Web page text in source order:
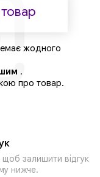
жодного
.
про товар.
щоб залишити відгук
нижче.